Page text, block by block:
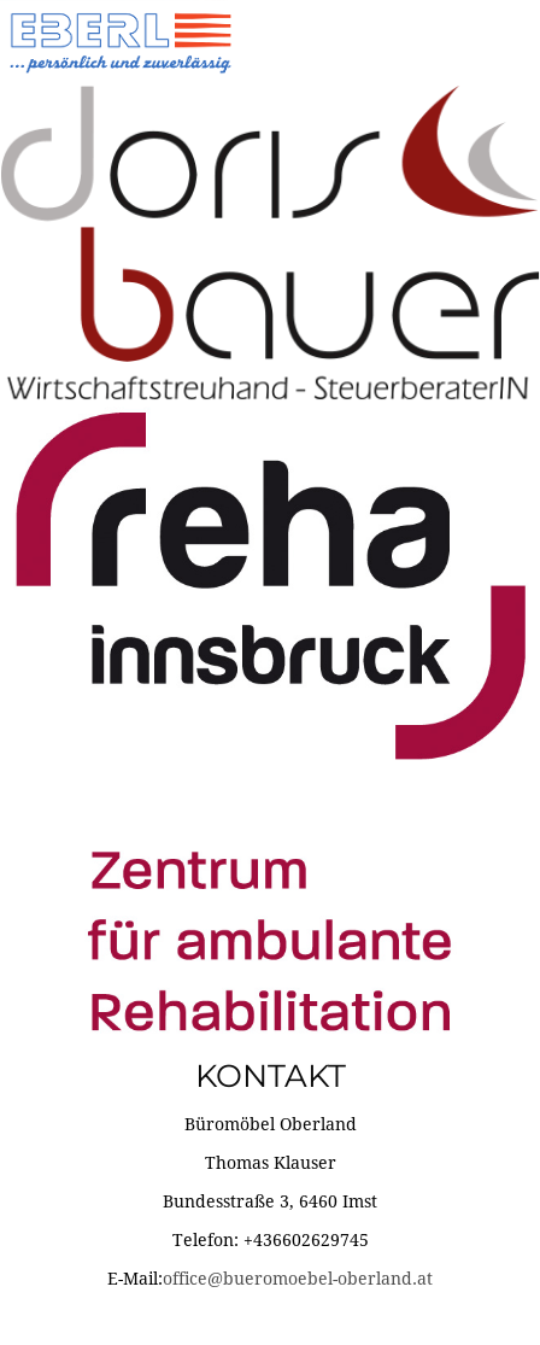
KONTAKT
Büromöbel Oberland
Thomas Klauser
Bundesstraße 3, 6460 Imst
Telefon: +436602629745
E-Mail:office@bueromoebel-oberland.at